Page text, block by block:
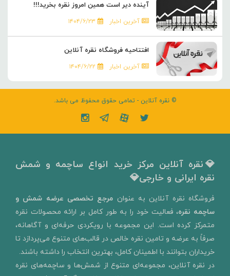
آینده دیر است همین امروز نقره بخرید!!!
آخرین اخبار ۱۴۰۴/۶/۲۳
افتتاحیه فروشگاه نقره آنلاین
آخرین اخبار ۱۴۰۴/۶/۲۲
© نقره آنلاین - تمامی حقوق محفوظ می باشد.
💎نقره آنلاین مرکز خرید انواع ساچمه و شمش
نقره ایرانی و خارجی💎
​فروشگاه نقره آنلاین به‌ عنوان مرجع تخصصی عرضه شمش و
ساچمه نقره، فعالیت خود را به‌ طور کامل بر ارائه محصولات نقره
متمرکز کرده است. این مجموعه با رویکردی حرفه‌ای و آگاهانه،
صرفاً به عرضه و تامین نقره خالص در قالب‌های متنوع می‌پردازد تا
خریداران بتوانند با اطمینان کامل، بهترین انتخاب را داشته باشند.
در نقره آنلاین، مجموعه‌ای متنوع از شمش‌ها و ساچمه‌های نقره